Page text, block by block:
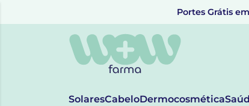
Portes Grátis
SolaresCabeloDermocosmética